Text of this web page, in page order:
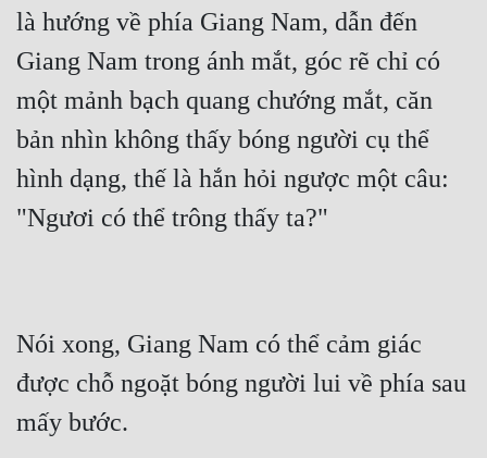
là hướng về phía Giang Nam, dẫn đến
Giang Nam trong ánh mắt, góc rẽ chỉ có
một mảnh bạch quang chướng mắt, căn
bản nhìn không thấy bóng người cụ thể
hình dạng, thế là hắn hỏi ngược một câu:
"Ngươi có thể trông thấy ta?"
Nói xong, Giang Nam có thể cảm giác
được chỗ ngoặt bóng người lui về phía sau
mấy bước.